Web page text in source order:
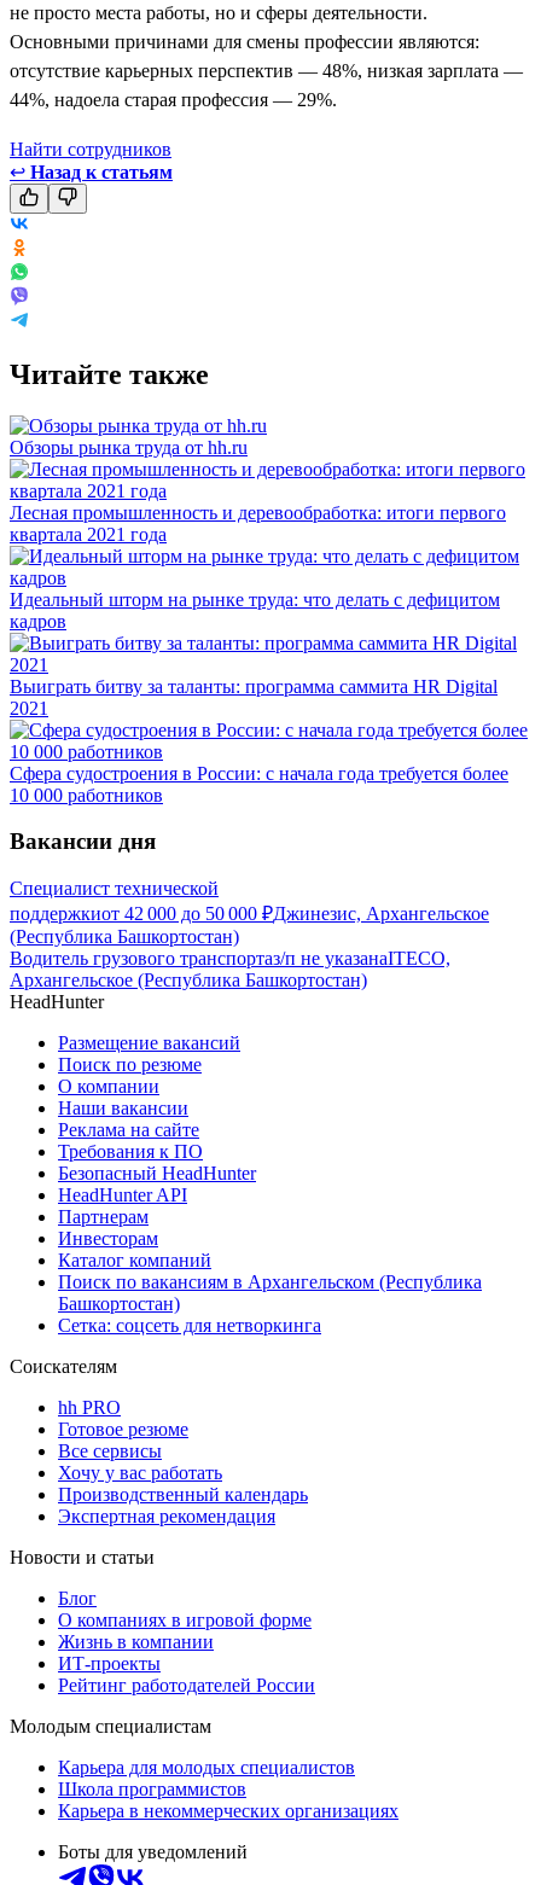
не просто места работы, но и сферы деятельности.
Основными причинами для смены профессии являются:
отсутствие карьерных перспектив — 48%, низкая зарплата —
44%, надоела старая профессия — 29%.
Найти сотрудников
↩ Назад к статьям
Читайте также
Обзоры рынка труда от hh.ru
Лесная промышленность и деревообработка: итоги первого
квартала 2021 года
Идеальный шторм на рынке труда: что делать с дефицитом
кадров
Выиграть битву за таланты: программа саммита HR Digital
2021
Сфера судостроения в России: с начала года требуется более
10 000 работников
Вакансии дня
Специалист технической
поддержкиот 42 000 до 50 000 ₽Джинезис, Архангельское
(Республика Башкортостан)
Водитель грузового транспортаз/п не указанаITECO,
Архангельское (Республика Башкортостан)
HeadHunter
Размещение вакансий
Поиск по резюме
О компании
Наши вакансии
Реклама на сайте
Требования к ПО
Безопасный HeadHunter
HeadHunter API
Партнерам
Инвесторам
Каталог компаний
Поиск по вакансиям в Архангельском (Республика
Башкортостан)
Сетка: соцсеть для нетворкинга
Соискателям
hh PRO
Готовое резюме
Все сервисы
Хочу у вас работать
Производственный календарь
Экспертная рекомендация
Новости и статьи
Блог
О компаниях в игровой форме
Жизнь в компании
ИТ-проекты
Рейтинг работодателей России
Молодым специалистам
Карьера для молодых специалистов
Школа программистов
Карьера в некоммерческих организациях
Боты для уведомлений